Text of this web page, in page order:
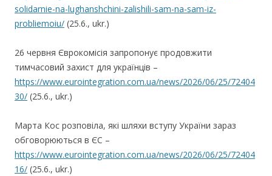
solidarnie-na-lughanshchini-zalishili-sam-na-sam-iz-
probliemoiu/ (25.6., ukr.)
26 червня Єврокомісія запропонує продовжити
тимчасовий захист для українців –
https://www.eurointegration.com.ua/news/2026/06/25/72404
30/ (25.6., ukr.)
Марта Кос розповіла, які шляхи вступу України зараз
обговорюються в ЄС –
https://www.eurointegration.com.ua/news/2026/06/25/72404
16/ (25.6., ukr.)